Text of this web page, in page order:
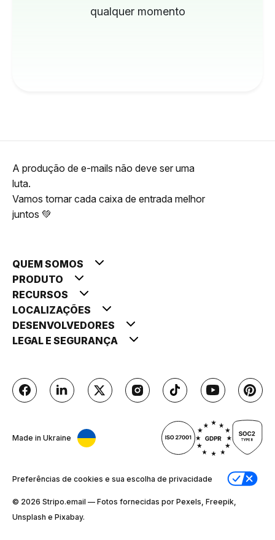
qualquer momento
A produção de e-mails não deve ser uma
luta.
Vamos tornar cada caixa de entrada melhor
juntos 💚
QUEM SOMOS
PRODUTO
RECURSOS
LOCALIZAÇÕES
DESENVOLVEDORES
LEGAL E SEGURANÇA
Made in Ukraine
Preferências de cookies e sua escolha de privacidade
© 2026 Stripо.email — Fotos fornecidas por Pexels, Freepik,
Unsplash e Pixabay.